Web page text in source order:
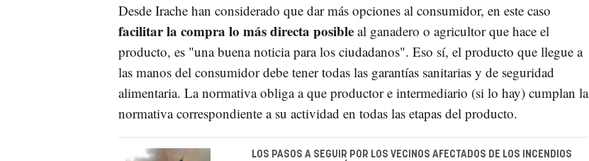
Desde Irache han considerado que dar más opciones al consumidor, en este caso
facilitar la compra lo más directa posibleal ganadero o agricultor que hace el
producto, es "una buena noticia para los ciudadanos". Eso sí, el producto que llegue a
las manos del consumidor debe tener todas las garantías sanitarias y de seguridad
alimentaria. La normativa obliga a que productor e intermediario (si lo hay) cumplan la
normativa correspondiente a su actividad en todas las etapas del producto.
LOS PASOS A SEGUIR POR LOS VECINOS AFECTADOS DE LOS INCENDIOS